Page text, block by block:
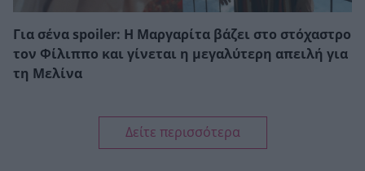
Για σένα spoiler: Η Μαργαρίτα βάζει στο στόχαστρο
τον Φίλιππο και γίνεται η μεγαλύτερη απειλή για
τη Μελίνα
Δείτε περισσότερα